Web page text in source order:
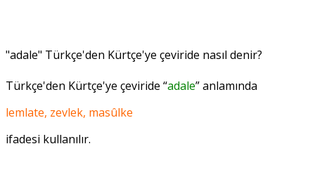
"adale" Türkçe'den Kürtçe'ye çeviride nasıl denir?
Türkçe'den Kürtçe'ye çeviride “adale” anlamında
lemlate, zevlek, masûlke
ifadesi kullanılır.